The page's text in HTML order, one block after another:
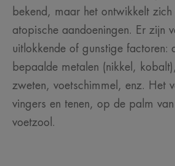
bekend, maar het ontwikkelt
atopische aandoeningen. Er zijn
uitlokkende of gunstige factoren:
bepaalde metalen (nikkel,
zweten, voetschimmel, enz. Het
vingers en tenen, op de palm
voetzool.